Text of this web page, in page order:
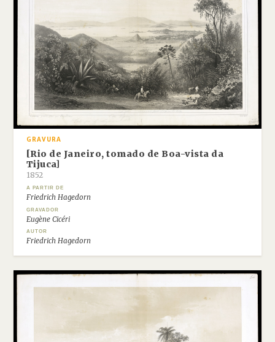
GRAVURA
[Rio de Janeiro, tomado de Boa-vista da
Tijuca]
1852
A PARTIR DE
Friedrich Hagedorn
GRAVADOR
Eugène Cicéri
AUTOR
Friedrich Hagedorn